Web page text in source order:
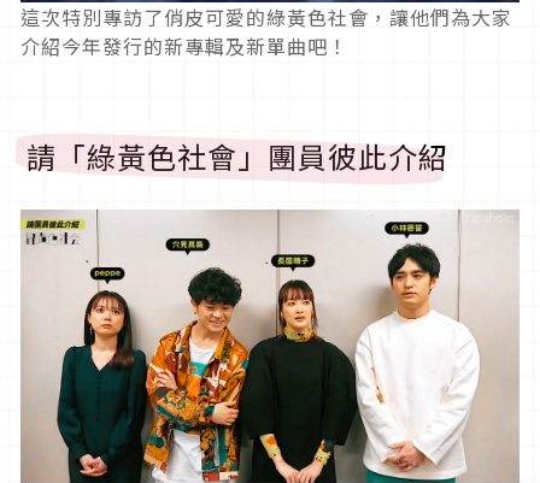
這次特別專訪了俏皮可愛的綠黃色社會，讓他們為大家
介紹今年發行的新專輯及新單曲吧！
請「綠黃色社會」團員彼此介紹